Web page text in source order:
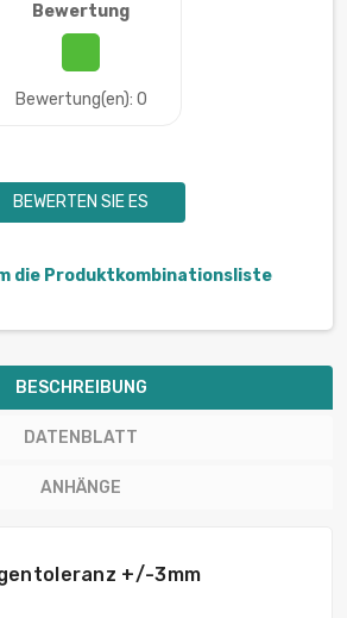
Bewertung
Bewertung(en): 0
BEWERTEN SIE ES
die Produktkombinationsliste
BESCHREIBUNG
DATENBLATT
ANHÄNGE
+/-3mm